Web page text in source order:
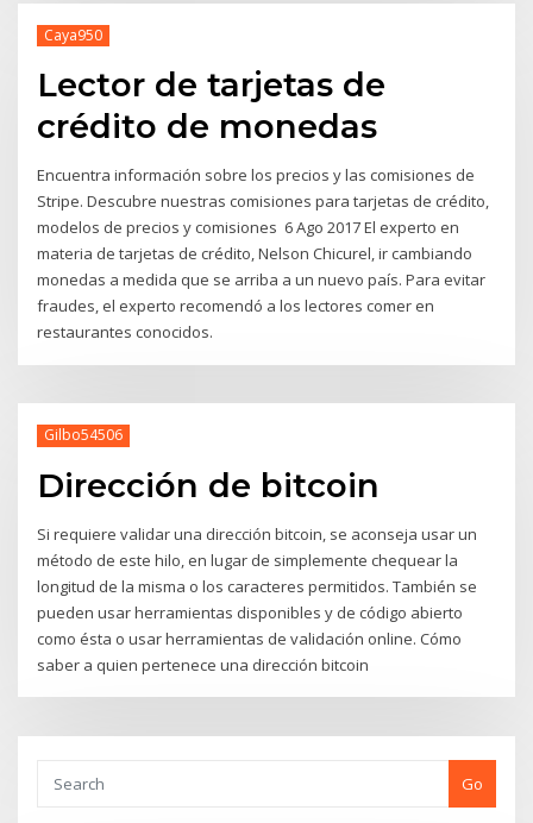
Caya950
Lector de tarjetas de
crédito de monedas
Encuentra información sobre los precios y las comisiones de
Stripe. Descubre nuestras comisiones para tarjetas de crédito,
modelos de precios y comisiones 6 Ago 2017 El experto en
materia de tarjetas de crédito, Nelson Chicurel, ir cambiando
monedas a medida que se arriba a un nuevo país. Para evitar
fraudes, el experto recomendó a los lectores comer en
restaurantes conocidos.
Gilbo54506
Dirección de bitcoin
Si requiere validar una dirección bitcoin, se aconseja usar un
método de este hilo, en lugar de simplemente chequear la
longitud de la misma o los caracteres permitidos. También se
pueden usar herramientas disponibles y de código abierto
como ésta o usar herramientas de validación online. Cómo
saber a quien pertenece una dirección bitcoin
Go